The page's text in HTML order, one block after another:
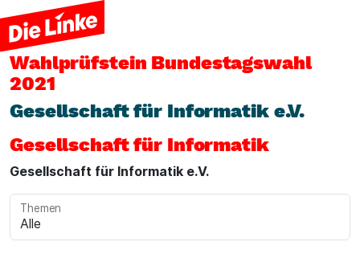
Wahlprüfstein Bundestagswahl
2021
Gesellschaft für Informatik e.V.
Gesellschaft für Informatik
Gesellschaft für Informatik e.V.
Themen